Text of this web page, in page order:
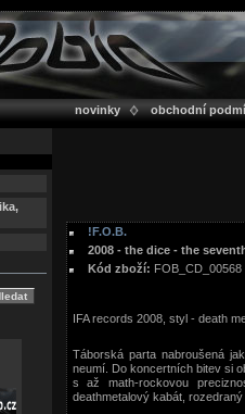
novinky obchodní
!F.O.B.
2008 - the dice - the
Kód zboží: FOB_CD_00568
IFA records 2008, styl - death
Táborská parta nabroušená
neumí. Do koncertních bitev si
s až math-rockovou
deathmetalový kabát,